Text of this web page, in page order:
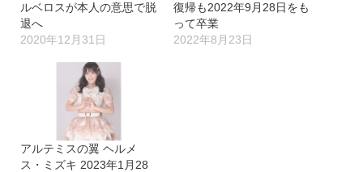
ルベロスが本人の意思で脱
退へ
2020年12月31日
復帰も2022年9月28日をも
って卒業
2022年8月23日
アルテミスの翼 ヘルメ
ス・ミズキ 2023年1月28